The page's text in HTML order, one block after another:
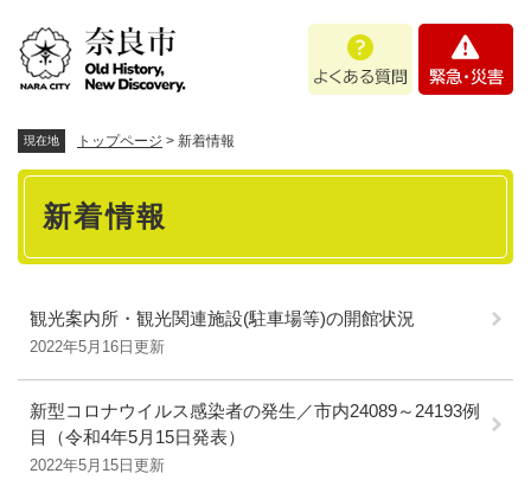
あ
・
現在地 トップページ > 新着情報
本
新着情報
観光案内所・観光関連施設(駐車場等)の開館状況
2022年5月16日更新
新型コロナウイルス感染者の発生／市内24089～24193例
目（令和4年5月15日発表）
2022年5月15日更新